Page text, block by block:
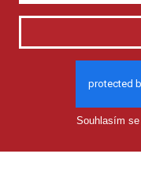
Souhlasím se